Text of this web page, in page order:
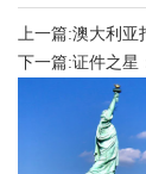
上一篇:澳大利亚
下一篇:证件之星